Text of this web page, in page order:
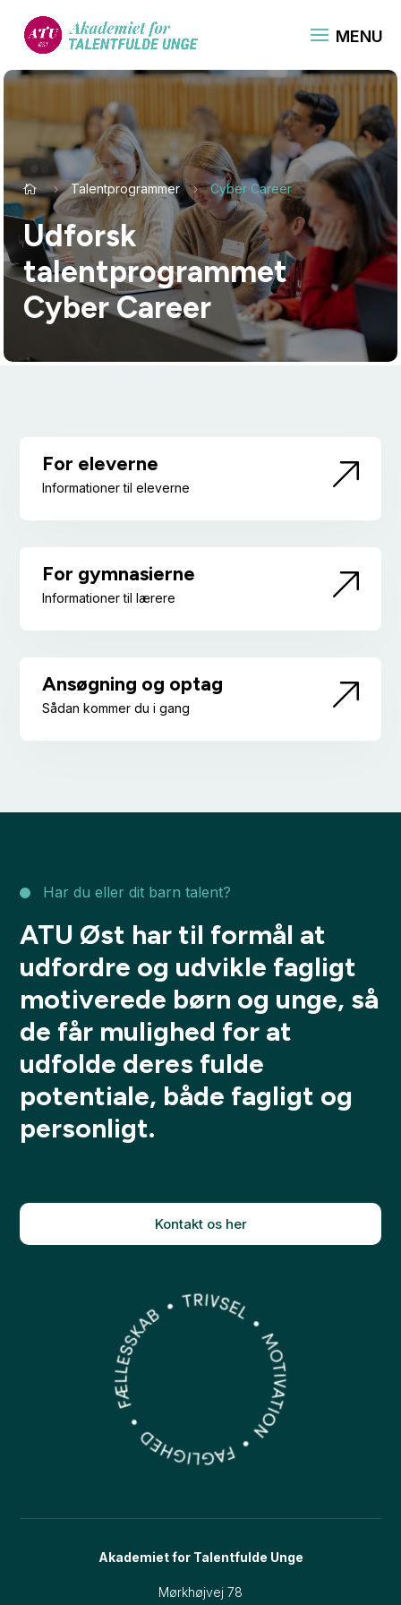
 5 Talentprogrammer 5 Cyber Career
Udforsk
talentprogrammet
Cyber Career
For eleverne
Informationer til eleverne
For gymnasierne
Informationer til lærere
Ansøgning og optag
Sådan kommer du i gang
Har du eller dit barn talent?
ATU Øst har til formål at
udfordre og udvikle fagligt
motiverede børn og unge, så
de får mulighed for at
udfolde deres fulde
potentiale, både fagligt og
personligt.
Kontakt os her
Akademiet for Talentfulde Unge
Mørkhøjvej 78